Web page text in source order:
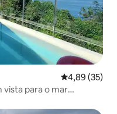
4,89 de uma
4,89 (35)
vista para o mar